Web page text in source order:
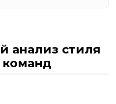
анализ стиля
команд